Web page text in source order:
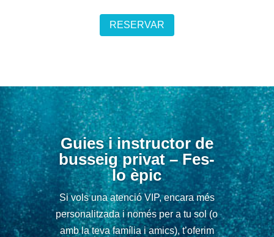
RESERVAR
Guies i instructor de
busseig privat – Fes-
lo èpic
Si vols una atenció VIP, encara més
personalitzada i només per a tu sol (o
amb la teva família i amics), t’oferim